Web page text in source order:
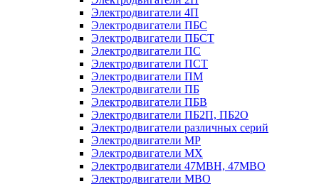
Электродвигатели 4П
Электродвигатели ПБС
Электродвигатели ПБСТ
Электродвигатели ПС
Электродвигатели ПСТ
Электродвигатели ПМ
Электродвигатели ПБ
Электродвигатели ПБВ
Электродвигатели ПБ2П, ПБ2О
Электродвигатели различных серий
Электродвигатели МР
Электродвигатели MX
Электродвигатели 47MBH, 47МВО
Электродвигатели MBO